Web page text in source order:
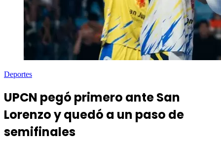
Deportes
UPCN pegó primero ante San
Lorenzo y quedó a un paso de
semifinales